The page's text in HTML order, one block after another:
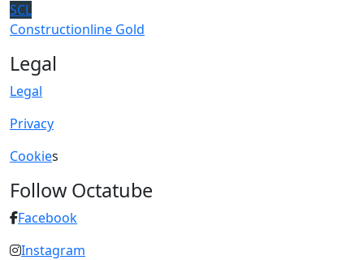
SCL
Constructionline Gold
Legal
Legal
Privacy
Cookies
Follow Octatube
Facebook
Instagram